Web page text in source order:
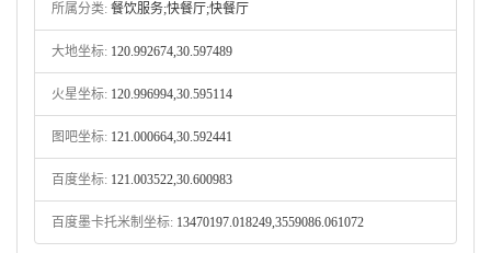
所属分类: 餐饮服务;快餐厅;快餐厅
大地坐标: 120.992674,30.597489
火星坐标: 120.996994,30.595114
图吧坐标: 121.000664,30.592441
百度坐标: 121.003522,30.600983
百度墨卡托米制坐标: 13470197.018249,3559086.061072